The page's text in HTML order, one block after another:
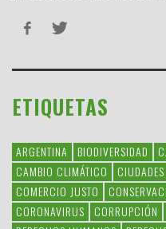
ETIQUETAS
ARGENTINA BIODIVERSIDAD
CAMBIO CLIMÁTICO
COMERCIO JUSTO
CORONAVIRUS
CORRUPCIÓN